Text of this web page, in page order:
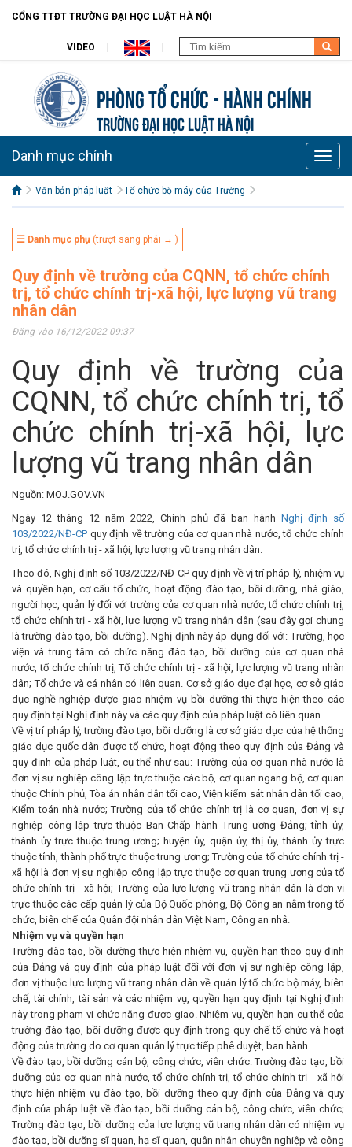
CỔNG TTĐT TRƯỜNG ĐẠI HỌC LUẬT HÀ NỘI
VIDEO
Phòng Tổ chức - Hành chính
TRƯỜNG ĐẠI HỌC LUẬT HÀ NỘI
Toggle
Danh mục chính
Văn bản pháp luật Tổ chức bộ máy của Trường
☰ Danh mục phụ (trượt sang phải → )
Quy định về trường của CQNN, tổ chức chính
trị, tổ chức chính trị-xã hội, lực lượng vũ trang
nhân dân
Đăng vào 16/12/2022 09:37
Quy định về trường của
CQNN, tổ chức chính trị, tổ
chức chính trị-xã hội, lực
lượng vũ trang nhân dân
Nguồn: MOJ.GOV.VN
Ngày 12 tháng 12 năm 2022, Chính phủ đã ban hành Nghị định số
103/2022/NĐ-CP quy định về trường của cơ quan nhà nước, tổ chức chính
trị, tổ chức chính trị - xã hội, lực lượng vũ trang nhân dân.
Theo đó, Nghị định số 103/2022/NĐ-CP quy định về vị trí pháp lý, nhiệm vụ
và quyền hạn, cơ cấu tổ chức, hoạt động đào tạo, bồi dưỡng, nhà giáo,
người học, quản lý đối với trường của cơ quan nhà nước, tổ chức chính trị,
tổ chức chính trị - xã hội, lực lượng vũ trang nhân dân (sau đây gọi chung
là trường đào tạo, bồi dưỡng). Nghị định này áp dụng đối với: Trường, học
viện và trung tâm có chức năng đào tạo, bồi dưỡng của cơ quan nhà
nước, tổ chức chính trị, Tổ chức chính trị - xã hội, lực lượng vũ trang nhân
dân; Tổ chức và cá nhân có liên quan. Cơ sở giáo dục đại học, cơ sở giáo
dục nghề nghiệp được giao nhiệm vụ bồi dưỡng thì thực hiện theo các
quy định tại Nghị định này và các quy định của pháp luật có liên quan.
Về vị trí pháp lý, trường đào tạo, bồi dưỡng là cơ sở giáo dục của hệ thống
giáo dục quốc dân được tổ chức, hoạt động theo quy định của Đảng và
quy định của pháp luật, cụ thể như sau: Trường của cơ quan nhà nước là
đơn vị sự nghiệp công lập trực thuộc các bộ, cơ quan ngang bộ, cơ quan
thuộc Chính phủ, Tòa án nhân dân tối cao, Viện kiểm sát nhân dân tối cao,
Kiểm toán nhà nước; Trường của tổ chức chính trị là cơ quan, đơn vị sự
nghiệp công lập trực thuộc Ban Chấp hành Trung ương Đảng; tỉnh ủy,
thành ủy trực thuộc trung ương; huyện ủy, quận ủy, thị ủy, thành ủy trực
thuộc tỉnh, thành phố trực thuộc trung ương; Trường của tổ chức chính trị -
xã hội là đơn vị sự nghiệp công lập trực thuộc cơ quan trung ương của tổ
chức chính trị - xã hội; Trường của lực lượng vũ trang nhân dân là đơn vị
trực thuộc các cấp quản lý của Bộ Quốc phòng, Bộ Công an nằm trong tổ
chức, biên chế của Quân đội nhân dân Việt Nam, Công an nhâ.
Nhiệm vụ và quyền hạn
Trường đào tạo, bồi dưỡng thực hiện nhiệm vụ, quyền hạn theo quy định
của Đảng và quy định của pháp luật đối với đơn vị sự nghiệp công lập,
đơn vị thuộc lực lượng vũ trang nhân dân về quản lý tổ chức bộ máy, biên
chế, tài chính, tài sản và các nhiệm vụ, quyền hạn quy định tại Nghị định
này trong phạm vi chức năng được giao. Nhiệm vụ, quyền hạn cụ thể của
trường đào tạo, bồi dưỡng được quy định trong quy chế tổ chức và hoạt
động của trường do cơ quan quản lý trực tiếp phê duyệt, ban hành.
Về đào tạo, bồi dưỡng cán bộ, công chức, viên chức: Trường đào tạo, bồi
dưỡng của cơ quan nhà nước, tổ chức chính trị, tổ chức chính trị - xã hội
thực hiện nhiệm vụ đào tạo, bồi dưỡng theo quy định của Đảng và quy
định của pháp luật về đào tạo, bồi dưỡng cán bộ, công chức, viên chức;
Trường đào tạo, bồi dưỡng của lực lượng vũ trang nhân dân có nhiệm vụ
đào tạo, bồi dưỡng sĩ quan, hạ sĩ quan, quân nhân chuyên nghiệp và công